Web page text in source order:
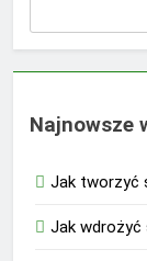
Najnowsze
Jak tworzyć
Jak wdrożyć